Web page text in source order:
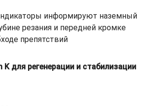
информируют наземный
резания и передней кромке
препятствий
для регенерации и стабилизации